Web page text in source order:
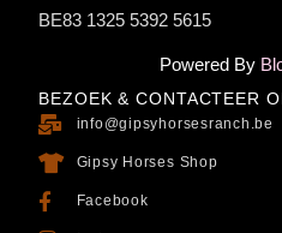
BE83 1325 5392 5615
Powered By
BEZOEK & CONTACTEER
info@gipsyhorsesranch.be
Gipsy Horses Shop
Facebook